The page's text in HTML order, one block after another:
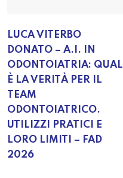
LUCA VITERBO
DONATO – A.I. IN
ODONTOIATRIA: QUAL
È LA VERITÀ PER IL
TEAM
ODONTOIATRICO.
UTILIZZI PRATICI E
LORO LIMITI – FAD
2026